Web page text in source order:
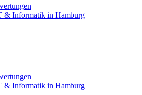
& Informatik in Hamburg
& Informatik in Hamburg